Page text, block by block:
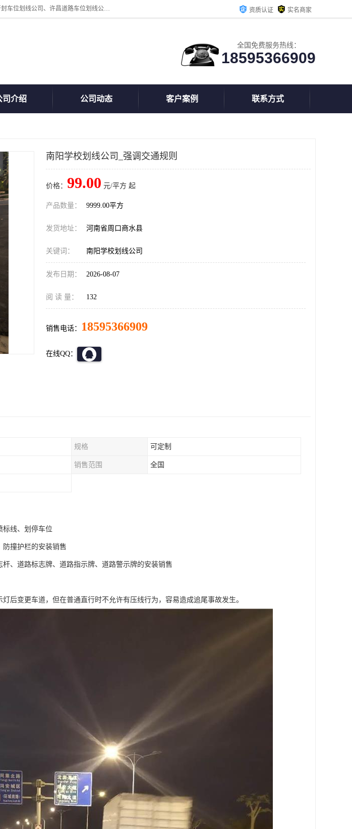
周口中为交通设施工程有限公司是一家洛阳道路划线公司、郑州道路划线公司、平顶山道路车位划线公司、开封车位划线公司、许昌道路车位划线公司、漯河道路车位划线公司，公司始终坚持“诚信、匠心、专注”的宗旨；我们的经营理念是：的服务。 资质认证 实名商家
全国免费服务热线：
18595366909
司介绍 公司动态 客户案例 联系方式
南阳学校划线公司_强调交通规则
价格： 99.00 元/平方 起
产品数量： 9999.00平方
发货地址： 河南省周口商水县
关键词： 南阳学校划线公司
发布日期： 2026-08-07
阅 读 量： 132
销售电话： 18595366909
在线QQ：
规格 可定制
销售范围 全国
标线、划停车位
防撞护栏的安装销售
、道路标志牌、道路指示牌、道路警示牌的安装销售
后变更车道，但在普通直行时不允许有压线行为，容易造成追尾事故发生。